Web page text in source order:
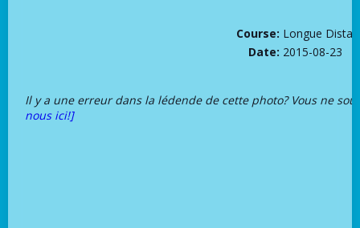
Course: Longue
Date: 2015-08-23
Il y a une erreur dans la lédende de cette photo? Vous ne
nous ici!]